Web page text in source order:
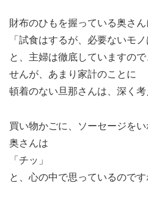
財布のひもを握っている奥さん
「試食はするが、必要ないモノ
と、主婦は徹底していますの
せんが、あまり家計のことに
頓着のない旦那さんは、深く考
買い物かごに、ソーセージを
奥さんは
「チッ」
と、心の中で思っているのです